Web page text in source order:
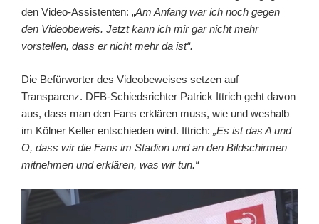
den Video-Assistenten: „Am Anfang war ich noch gegen
den Videobeweis. Jetzt kann ich mir gar nicht mehr
vorstellen, dass er nicht mehr da ist“.
Die Befürworter des Videobeweises setzen auf
Transparenz. DFB-Schiedsrichter Patrick Ittrich geht davon
aus, dass man den Fans erklären muss, wie und weshalb
im Kölner Keller entschieden wird. Ittrich: „Es ist das A und
O, dass wir die Fans im Stadion und an den Bildschirmen
mitnehmen und erklären, was wir tun.“